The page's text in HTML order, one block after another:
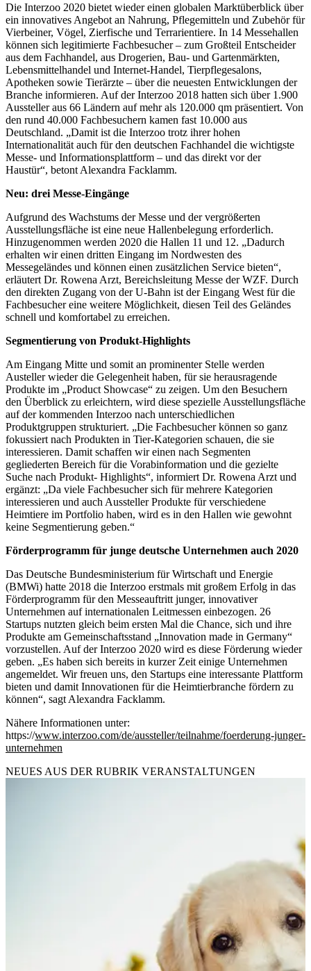
Die Interzoo 2020 bietet wieder einen globalen Marktüberblick über
ein innovatives Angebot an Nahrung, Pflegemitteln und Zubehör für
Vierbeiner, Vögel, Zierfische und Terrarientiere. In 14 Messehallen
können sich legitimierte Fachbesucher – zum Großteil Entscheider
aus dem Fachhandel, aus Drogerien, Bau- und Gartenmärkten,
Lebensmittelhandel und Internet-Handel, Tierpflegesalons,
Apotheken sowie Tierärzte – über die neuesten Entwicklungen der
Branche informieren. Auf der Interzoo 2018 hatten sich über 1.900
Aussteller aus 66 Ländern auf mehr als 120.000 qm präsentiert. Von
den rund 40.000 Fachbesuchern kamen fast 10.000 aus
Deutschland. „Damit ist die Interzoo trotz ihrer hohen
Internationalität auch für den deutschen Fachhandel die wichtigste
Messe- und Informationsplattform – und das direkt vor der
Haustür“, betont Alexandra Facklamm.
Neu: drei Messe-Eingänge
Aufgrund des Wachstums der Messe und der vergrößerten
Ausstellungsfläche ist eine neue Hallenbelegung erforderlich.
Hinzugenommen werden 2020 die Hallen 11 und 12. „Dadurch
erhalten wir einen dritten Eingang im Nordwesten des
Messegeländes und können einen zusätzlichen Service bieten“,
erläutert Dr. Rowena Arzt, Bereichsleitung Messe der WZF. Durch
den direkten Zugang von der U-Bahn ist der Eingang West für die
Fachbesucher eine weitere Möglichkeit, diesen Teil des Geländes
schnell und komfortabel zu erreichen.
Segmentierung von Produkt-Highlights
Am Eingang Mitte und somit an prominenter Stelle werden
Austeller wieder die Gelegenheit haben, für sie herausragende
Produkte im „Product Showcase“ zu zeigen. Um den Besuchern
den Überblick zu erleichtern, wird diese spezielle Ausstellungsfläche
auf der kommenden Interzoo nach unterschiedlichen
Produktgruppen strukturiert. „Die Fachbesucher können so ganz
fokussiert nach Produkten in Tier-Kategorien schauen, die sie
interessieren. Damit schaffen wir einen nach Segmenten
gegliederten Bereich für die Vorabinformation und die gezielte
Suche nach Produkt- Highlights“, informiert Dr. Rowena Arzt und
ergänzt: „Da viele Fachbesucher sich für mehrere Kategorien
interessieren und auch Aussteller Produkte für verschiedene
Heimtiere im Portfolio haben, wird es in den Hallen wie gewohnt
keine Segmentierung geben.“
Förderprogramm für junge deutsche Unternehmen auch 2020
Das Deutsche Bundesministerium für Wirtschaft und Energie
(BMWi) hatte 2018 die Interzoo erstmals mit großem Erfolg in das
Förderprogramm für den Messeauftritt junger, innovativer
Unternehmen auf internationalen Leitmessen einbezogen. 26
Startups nutzten gleich beim ersten Mal die Chance, sich und ihre
Produkte am Gemeinschaftsstand „Innovation made in Germany“
vorzustellen. Auf der Interzoo 2020 wird es diese Förderung wieder
geben. „Es haben sich bereits in kurzer Zeit einige Unternehmen
angemeldet. Wir freuen uns, den Startups eine interessante Plattform
bieten und damit Innovationen für die Heimtierbranche fördern zu
können“, sagt Alexandra Facklamm.
Nähere Informationen unter:
https://www.interzoo.com/de/aussteller/teilnahme/foerderung-junger-
unternehmen
NEUES AUS DER RUBRIK VERANSTALTUNGEN